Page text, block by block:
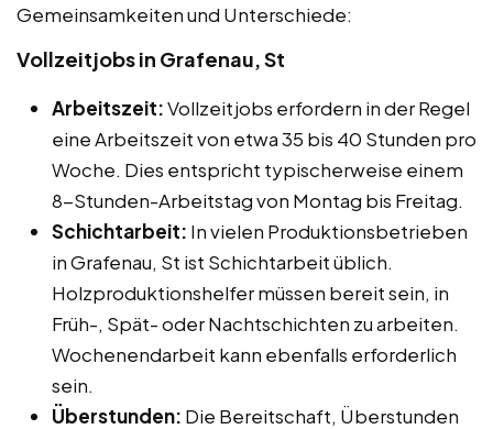
Gemeinsamkeiten und Unterschiede:
Vollzeitjobs in Grafenau, St
Arbeitszeit:Vollzeitjobs erfordern in der Regel
eine Arbeitszeit von etwa 35 bis 40 Stunden pro
Woche. Dies entspricht typischerweise einem
8-Stunden-Arbeitstag von Montag bis Freitag.
Schichtarbeit: In vielen Produktionsbetrieben
in Grafenau, St ist Schichtarbeit üblich.
Holzproduktionshelfer müssen bereit sein, in
Früh-, Spät- oder Nachtschichten zu arbeiten.
Wochenendarbeit kann ebenfalls erforderlich
sein.
Überstunden: Die Bereitschaft, Überstunden